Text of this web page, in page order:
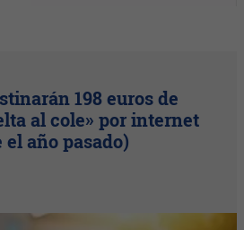
198 euros de
al cole» por internet
el año pasado)